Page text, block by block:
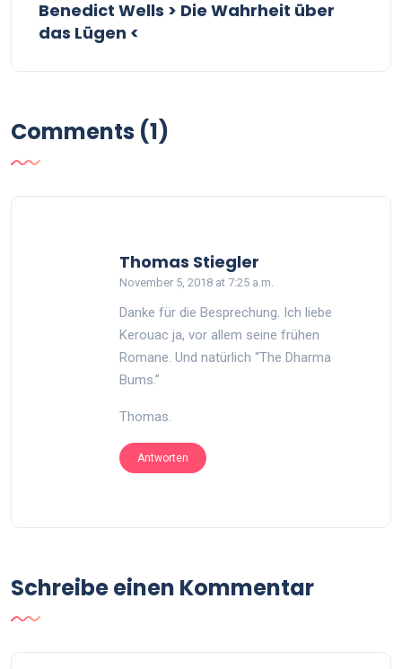
Benedict Wells > Die Wahrheit über
das Lügen <
Comments (1)
Thomas Stiegler
November 5, 2018 at 7:25 a.m.
Danke für die Besprechung. Ich liebe
Kerouac ja, vor allem seine frühen
Romane. Und natürlich “The Dharma
Bums.”
Thomas.
Antworten
Schreibe einen Kommentar